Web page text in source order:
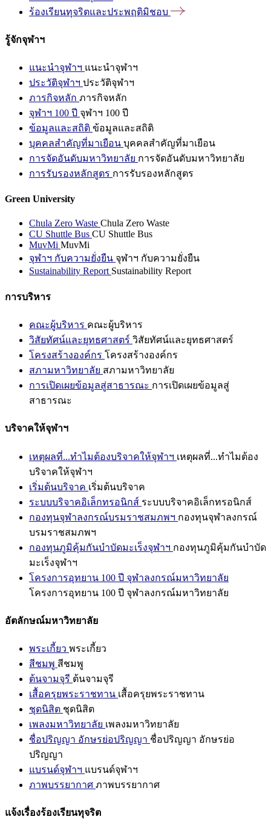
ร้องเรียนทุจริตและประพฤติมิชอบ
รู้จักจุฬาฯ
แนะนำจุฬาฯ แนะนำจุฬาฯ
ประวัติจุฬาฯ ประวัติจุฬาฯ
ภารกิจหลัก ภารกิจหลัก
จุฬาฯ 100 ปี จุฬาฯ 100 ปี
ข้อมูลและสถิติ ข้อมูลและสถิติ
บุคคลสำคัญที่มาเยือน บุคคลสำคัญที่มาเยือน
การจัดอันดับมหาวิทยาลัย การจัดอันดับมหาวิทยาลัย
การรับรองหลักสูตร การรับรองหลักสูตร
Green University
Chula Zero Waste Chula Zero Waste
CU Shuttle Bus CU Shuttle Bus
MuvMi MuvMi
จุฬาฯ กับความยั่งยืน จุฬาฯ กับความยั่งยืน
Sustainability Report Sustainability Report
การบริหาร
คณะผู้บริหาร คณะผู้บริหาร
วิสัยทัศน์และยุทธศาสตร์ วิสัยทัศน์และยุทธศาสตร์
โครงสร้างองค์กร โครงสร้างองค์กร
สภามหาวิทยาลัย สภามหาวิทยาลัย
การเปิดเผยข้อมูลสู่สาธารณะ การเปิดเผยข้อมูลสู่
สาธารณะ
บริจาคให้จุฬาฯ
เหตุผลที่...ทำไมต้องบริจาคให้จุฬาฯ เหตุผลที่...ทำไมต้อง
บริจาคให้จุฬาฯ
เริ่มต้นบริจาค เริ่มต้นบริจาค
ระบบบริจาคอิเล็กทรอนิกส์ ระบบบริจาคอิเล็กทรอนิกส์
กองทุนจุฬาลงกรณ์บรมราชสมภพฯ กองทุนจุฬาลงกรณ์
บรมราชสมภพฯ
กองทุนภูมิคุ้มกันบำบัดมะเร็งจุฬาฯ กองทุนภูมิคุ้มกันบำบัด
มะเร็งจุฬาฯ
โครงการอุทยาน 100 ปี จุฬาลงกรณ์มหาวิทยาลัย
โครงการอุทยาน 100 ปี จุฬาลงกรณ์มหาวิทยาลัย
อัตลักษณ์มหาวิทยาลัย
พระเกี้ยว พระเกี้ยว
สีชมพู สีชมพู
ต้นจามจุรี ต้นจามจุรี
เสื้อครุยพระราชทาน เสื้อครุยพระราชทาน
ชุดนิสิต ชุดนิสิต
เพลงมหาวิทยาลัย เพลงมหาวิทยาลัย
ชื่อปริญญา อักษรย่อปริญญา ชื่อปริญญา อักษรย่อ
ปริญญา
แบรนด์จุฬาฯ แบรนด์จุฬาฯ
ภาพบรรยากาศ ภาพบรรยากาศ
แจ้งเรื่องร้องเรียนทุจริต